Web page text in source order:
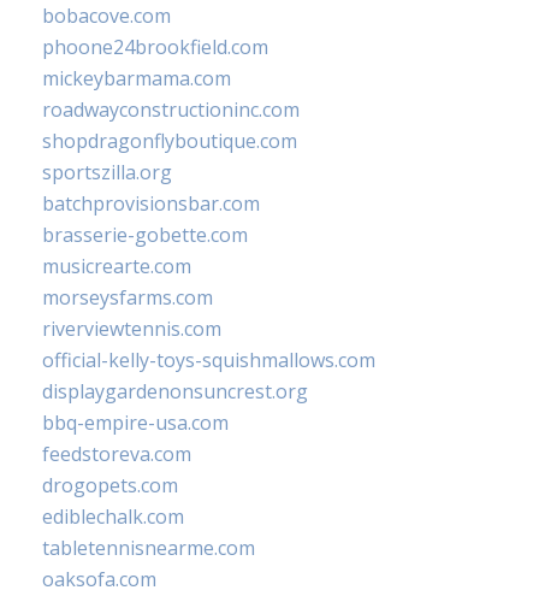
bobacove.com
phoone24brookfield.com
mickeybarmama.com
roadwayconstructioninc.com
shopdragonflyboutique.com
sportszilla.org
batchprovisionsbar.com
brasserie-gobette.com
musicrearte.com
morseysfarms.com
riverviewtennis.com
official-kelly-toys-squishmallows.com
displaygardenonsuncrest.org
bbq-empire-usa.com
feedstoreva.com
drogopets.com
ediblechalk.com
tabletennisnearme.com
oaksofa.com